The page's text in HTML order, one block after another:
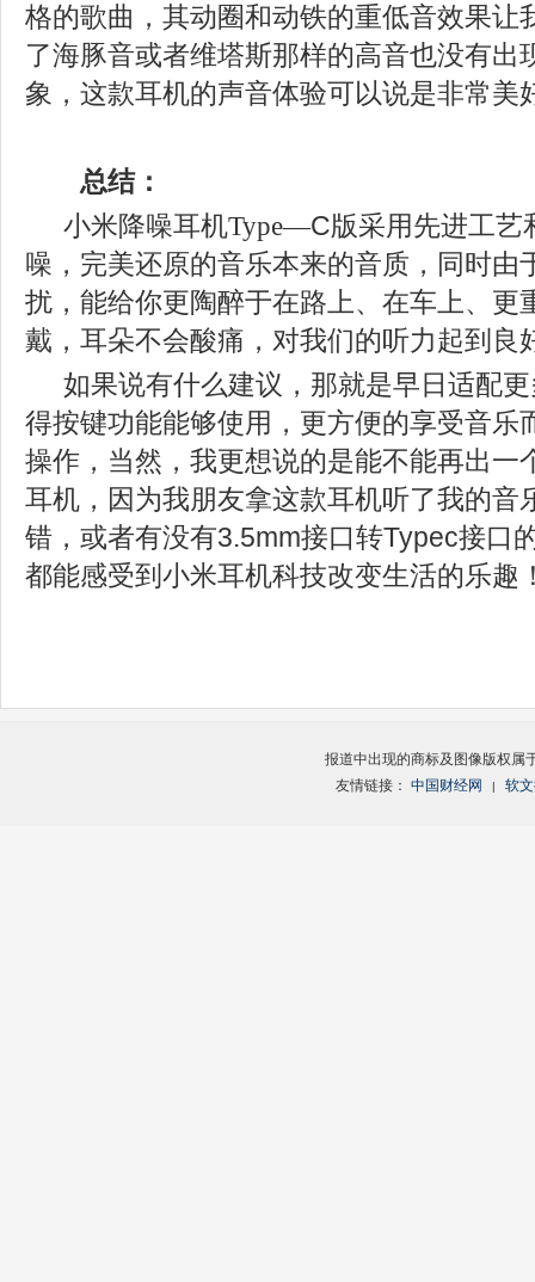
格的歌曲，其动圈和动铁的重低音效果让
了海豚音或者维塔斯那样的高音也没有出
象，这款耳机的声音体验可以说是非常美
总结：
小米降噪耳机Type—C版采用先进工艺
噪，完美还原的音乐本来的音质，同时由
扰，能给你更陶醉于在路上、在车上、 更
戴，耳朵不会酸痛，对我们的听力起到良
如果说有什么建议，那就是早日适配
得按键功能能够使用，更方便的享受音乐
操作，当然，我更想说的是能不能再出一
耳机，因为我朋友拿这款耳机听了我的音
错，或者有没有3.5mm接口转Typec接口
都能感受到小米耳机科技改变生活的乐趣
报道中出现的商标及图像版权属
友情链接： 中国财经网 | 软